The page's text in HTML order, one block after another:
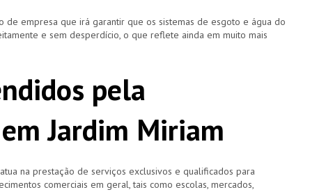
de empresa que irá garantir que os sistemas de esgoto e água do
e sem desperdício, o que reflete ainda em muito mais
pela
Jardim Miriam
na prestação de serviços exclusivos e qualificados para
comerciais em geral, tais como escolas, mercados,